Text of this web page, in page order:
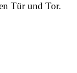
Tür und Tor.